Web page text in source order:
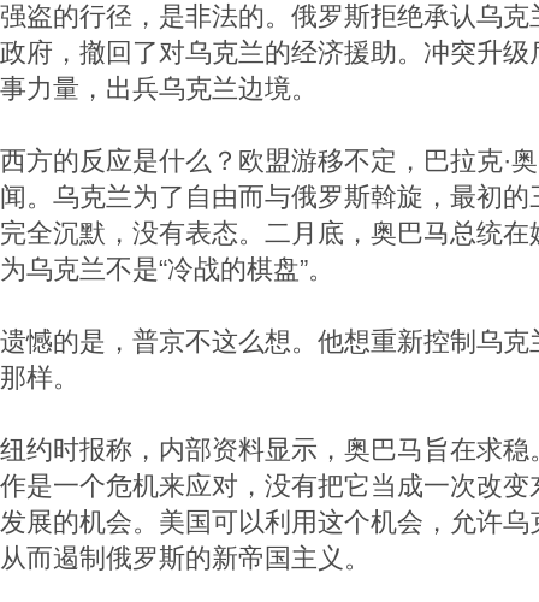
强盗的行径，是非法的。俄罗斯拒绝承认乌
政府，撤回了对乌克兰的经济援助。冲突升
事力量，出兵乌克兰边境。
西方的反应是什么？欧盟游移不定，巴拉克·
闻。乌克兰为了自由而与俄罗斯斡旋，最初
完全沉默，没有表态。二月底，奥巴马总统
为乌克兰不是“冷战的棋盘”。
遗憾的是，普京不这么想。他想重新控制乌
那样。
纽约时报称，内部资料显示，奥巴马旨在求
作是一个危机来应对，没有把它当成一次改
发展的机会。美国可以利用这个机会，允许
从而遏制俄罗斯的新帝国主义。